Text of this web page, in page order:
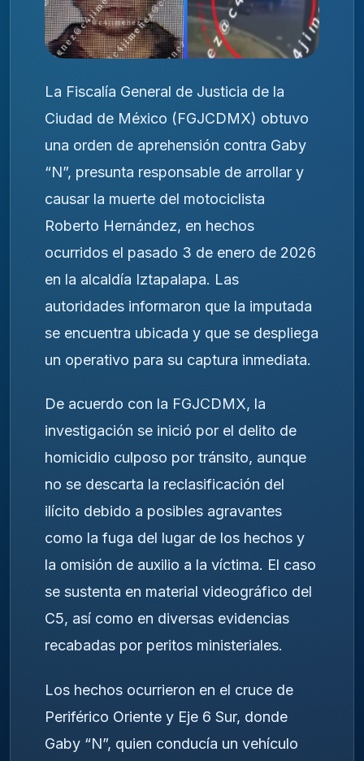
La Fiscalía General de Justicia de la
Ciudad de México (FGJCDMX) obtuvo
una orden de aprehensión contra Gaby
“N”, presunta responsable de arrollar y
causar la muerte del motociclista
Roberto Hernández, en hechos
ocurridos el pasado 3 de enero de 2026
en la alcaldía Iztapalapa. Las
autoridades informaron que la imputada
se encuentra ubicada y que se despliega
un operativo para su captura inmediata.
De acuerdo con la FGJCDMX, la
investigación se inició por el delito de
homicidio culposo por tránsito, aunque
no se descarta la reclasificación del
ilícito debido a posibles agravantes
como la fuga del lugar de los hechos y
la omisión de auxilio a la víctima. El caso
se sustenta en material videográfico del
C5, así como en diversas evidencias
recabadas por peritos ministeriales.
Los hechos ocurrieron en el cruce de
Periférico Oriente y Eje 6 Sur, donde
Gaby “N”, quien conducía un vehículo